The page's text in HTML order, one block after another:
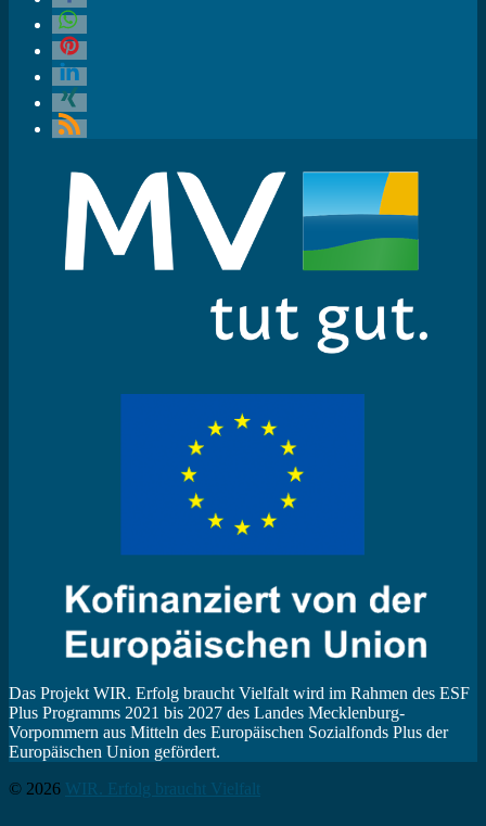
Das Projekt WIR. Erfolg braucht Vielfalt wird im Rahmen des ESF
Plus Programms 2021 bis 2027 des Landes Mecklenburg-
Vorpommern aus Mitteln des Europäischen Sozialfonds Plus der
Europäischen Union gefördert.
© 2026 WIR. Erfolg braucht Vielfalt